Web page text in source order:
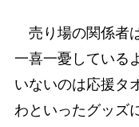
売り場の関係者
一喜一憂している
いないのは応援タ
わといったグッズ